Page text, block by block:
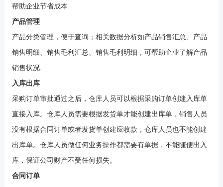
帮助企业节省成本
产品管理
产品分类管理，便于查询；相关数据分析如产品销售汇总、产品
销售明细、销售毛利汇总、销售毛利明细，可帮助企业了解产品
销售状况.
入库出库
采购订单审批通过之后，仓库人员可以根据采购订单创建入库单
直接入库。仓库人员需要根据发货单才能创建出库单，销售人员
没有根据合同订单或者发货单创建应收款，仓库人员也不能创建
出库单。仓库人员做任何业务操作都需要有单据，不能随便出入
库，保证公司财产不受任何损失。
合同订单